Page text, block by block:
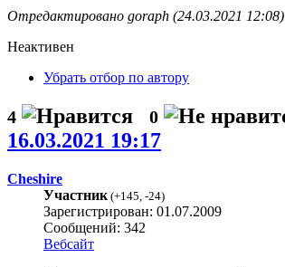
Отредактировано goraph (24.03.2021 12:08)
Неактивен
Убрать отбор по автору
4 0
16.03.2021 19:17
Cheshire
Участник(+145, -24)
Зарегистрирован: 01.07.2009
Сообщений: 342
Вебсайт